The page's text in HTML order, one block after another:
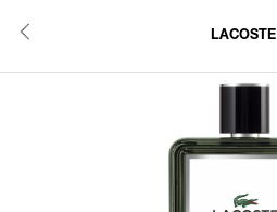
LACOSTE